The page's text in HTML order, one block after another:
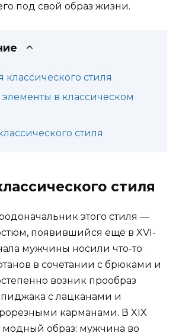
под свой образ жизни.
классического стиля
элементы в классическом
стиля
стиля
этого стиля —
появившийся ещё в XVI-
мужчины носили что-то
в сочетании с брюками и
возник прообраз
с лацканами и
карманами. В XIX
модный образ: мужчина во